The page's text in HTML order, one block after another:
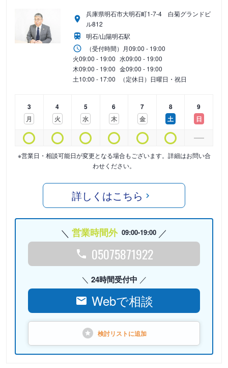
兵庫県明石市大明石町1-7-4 白菊グランドビ
ル812
明石/山陽明石駅
（受付時間） 月09:00 - 19:00
火09:00 - 19:00 水09:00 - 19:00
木09:00 - 19:00 金09:00 - 19:00
土10:00 - 17:00 （定休日）日曜日・祝日
3
月
4
火
5
水
6
木
7
金
8
土
9
日
※営業日・相談可能日が変更となる場合もございます。詳細はお問い合
わせください。
詳しくはこちら
営業時間外 09:00-19:00
05075871922
24時間受付中
Webで相談
検討リストに追加